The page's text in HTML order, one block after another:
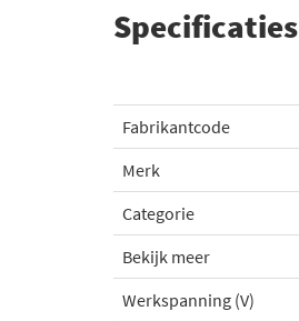
Specificaties
Fabrikantcode
Merk
Categorie
Bekijk meer
Werkspanning (V)